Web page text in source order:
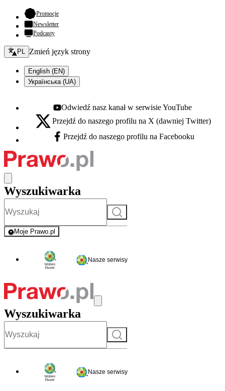
Promocje- otwiera się w nowej karcie
Newsletter
Podcasty
Zmień język - bieżący:
PL Zmień język strony
English (EN)
Українська (UA)
Youtube - otwiera się w nowej karcie
Odwiedź nasz kanał w serwisie YouTube
X - otwiera się w nowej karcie
Przejdź do naszego profilu na X (dawniej Twitter)
Facebook - otwiera się w nowej karcie
Przejdź do naszego profilu na Facebooku
Wyszukiwarka
Szukaj
Moje Prawo.pl
- rejestracja i logowanie do serwisu
Nasze serwisy
Wyszukiwarka
Szukaj
Nasze serwisy